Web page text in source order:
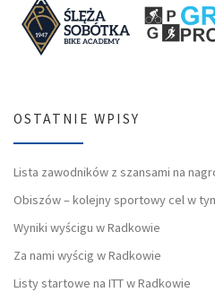
OSTATNIE WPISY
Lista zawodników z szansami na
Obiszów – kolejny sportowy cel w
Wyniki wyścigu w Radkowie
Za nami wyścig w Radkowie
Listy startowe na ITT w Radkowie